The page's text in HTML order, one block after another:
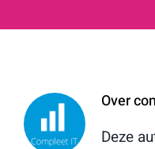
Over
Deze